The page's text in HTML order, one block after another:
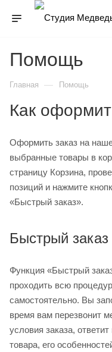
Помощь
Главная — Помощь
Как
Оформить заказ на
выбранные товары в
страницу Корзина,
позиций и нажмите
«Быстрый заказ».
Быстрый заказ
Функция «Быстрый
проходить всю
самостоятельно. Вы
время вам перезвонит
условия заказа,
товара, его